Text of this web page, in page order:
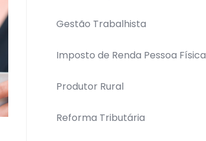
Gestão Trabalhista
Imposto de Renda Pessoa Física
Produtor Rural
Reforma Tributária